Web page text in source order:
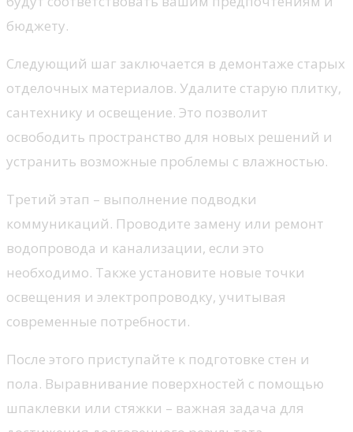
бюджету.
Следующий шаг заключается в демонтаже старых
отделочных материалов. Удалите старую плитку,
сантехнику и освещение. Это позволит
освободить пространство для новых решений и
устранить возможные проблемы с влажностью.
Третий этап – выполнение подводки
коммуникаций. Проводите замену или ремонт
водопровода и канализации, если это
необходимо. Также установите новые точки
освещения и электропроводку, учитывая
современные потребности.
После этого приступайте к подготовке стен и
пола. Выравнивание поверхностей с помощью
шпаклевки или стяжки – важная задача для